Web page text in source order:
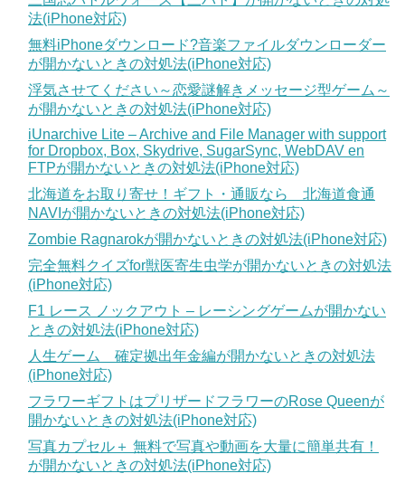
法(iPhone対応)
無料iPhoneダウンロード?音楽ファイルダウンローダー
が開かないときの対処法(iPhone対応)
浮気させてください～恋愛謎解きメッセージ型ゲーム～
が開かないときの対処法(iPhone対応)
iUnarchive Lite – Archive and File Manager with support
for Dropbox, Box, Skydrive, SugarSync, WebDAV en
FTPが開かないときの対処法(iPhone対応)
北海道をお取り寄せ！ギフト・通販なら 北海道食通
NAVIが開かないときの対処法(iPhone対応)
Zombie Ragnarokが開かないときの対処法(iPhone対応)
完全無料クイズfor獣医寄生虫学が開かないときの対処法
(iPhone対応)
F1 レース ノックアウト – レーシングゲームが開かない
ときの対処法(iPhone対応)
人生ゲーム 確定拠出年金編が開かないときの対処法
(iPhone対応)
フラワーギフトはプリザードフラワーのRose Queenが
開かないときの対処法(iPhone対応)
写真カプセル＋ 無料で写真や動画を大量に簡単共有！
が開かないときの対処法(iPhone対応)